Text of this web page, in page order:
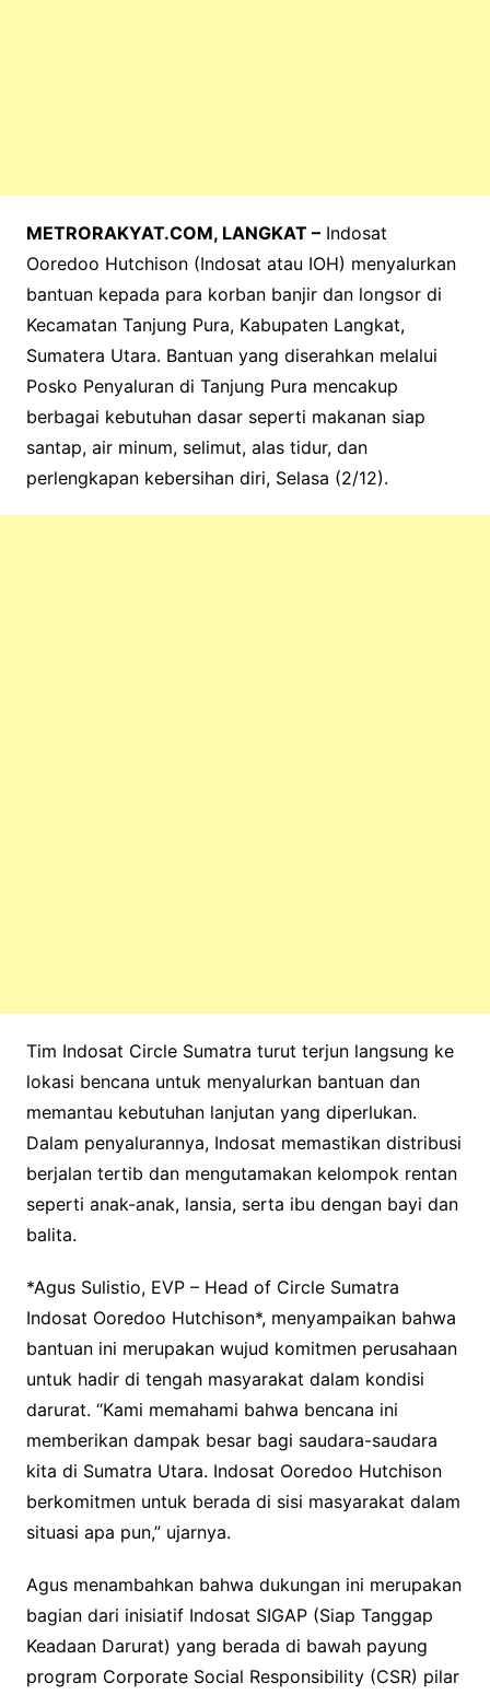
METRORAKYAT.COM, LANGKAT –Indosat
Ooredoo Hutchison (Indosat atau IOH) menyalurkan
bantuan kepada para korban banjir dan longsor di
Kecamatan Tanjung Pura, Kabupaten Langkat,
Sumatera Utara. Bantuan yang diserahkan melalui
Posko Penyaluran di Tanjung Pura mencakup
berbagai kebutuhan dasar seperti makanan siap
santap, air minum, selimut, alas tidur, dan
perlengkapan kebersihan diri, Selasa (2/12).
Tim Indosat Circle Sumatra turut terjun langsung ke
lokasi bencana untuk menyalurkan bantuan dan
memantau kebutuhan lanjutan yang diperlukan.
Dalam penyalurannya, Indosat memastikan distribusi
berjalan tertib dan mengutamakan kelompok rentan
seperti anak-anak, lansia, serta ibu dengan bayi dan
balita.
*Agus Sulistio, EVP – Head of Circle Sumatra
Indosat Ooredoo Hutchison*, menyampaikan bahwa
bantuan ini merupakan wujud komitmen perusahaan
untuk hadir di tengah masyarakat dalam kondisi
darurat. “Kami memahami bahwa bencana ini
memberikan dampak besar bagi saudara-saudara
kita di Sumatra Utara. Indosat Ooredoo Hutchison
berkomitmen untuk berada di sisi masyarakat dalam
situasi apa pun,” ujarnya.
Agus menambahkan bahwa dukungan ini merupakan
bagian dari inisiatif Indosat SIGAP (Siap Tanggap
Keadaan Darurat) yang berada di bawah payung
program Corporate Social Responsibility (CSR) pilar